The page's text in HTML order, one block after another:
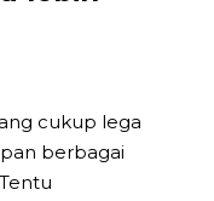
cukup lega
berbagai